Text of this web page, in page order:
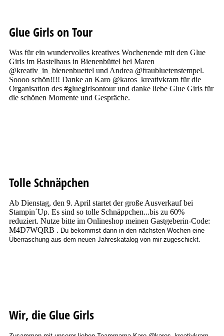
Glue Girls on Tour
Was für ein wundervolles kreatives Wochenende mit den Glue
Girls im Bastelhaus in Bienenbüttel bei Maren
@kreativ_in_bienenbuettel und Andrea @fraubluetenstempel.
Soooo schön!!!! Danke an Karo @karos_kreativkram für die
Organisation des #gluegirlsontour und danke liebe Glue Girls für
die schönen Momente und Gespräche.
Tolle Schnäpchen
Ab Dienstag, den 9. April startet der große Ausverkauf bei
Stampin´Up. Es sind so tolle Schnäppchen...bis zu 60%
reduziert. Nutze bitte im Onlineshop meinen Gastgeberin-Code:
M4D7WQRB . Du bekommst dann in den nächsten Wochen eine
Überraschung aus dem neuen Jahreskatalog von mir zugeschickt.
Wir, die Glue Girls